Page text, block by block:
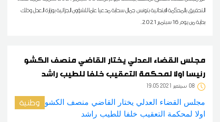
التحقيق بالمحكمة الابتدائية بتونس جمال سحابة مدعيا عاما للشؤون الجزائية بوزارة العدل وذلك
بداية من يوم 16 سبتمبر 2021.
مجلس القضاء العدلي يختار القاضي منصف الكشو
رئيسا اولا لمحكمة التعقيب خلفا للطيب راشد
08 19:05 2021 سبتمبر
وطنية